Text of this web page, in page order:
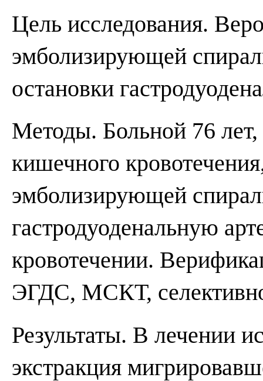
Цель исследования.
эмболизирующей
остановки
Методы. Больной 76
кишечного
эмболизирующей
гастродуоденальную
кровотечении.
ЭГДС, МСКТ,
Результаты. В лечении
экстракция